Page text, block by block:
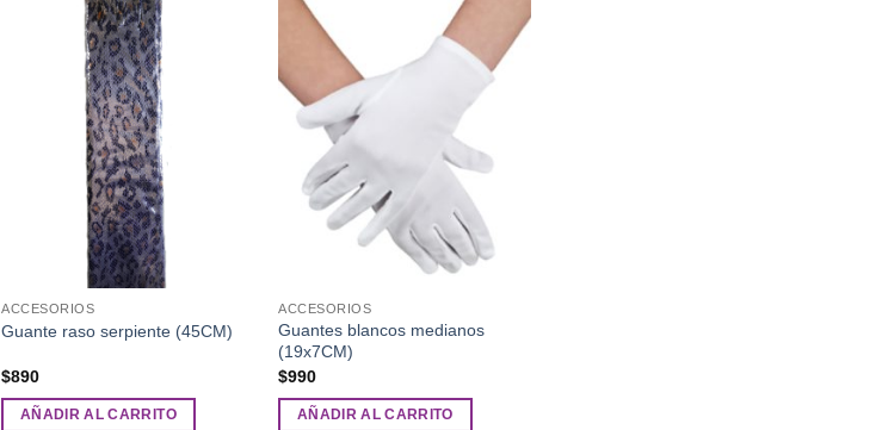
ACCESORIOS
Guante raso serpiente (45CM)
$890
AÑADIR AL CARRITO
Añadir
a la
lista de
deseos
ACCESORIOS
Guantes blancos medianos
(19x7CM)
$990
AÑADIR AL CARRITO